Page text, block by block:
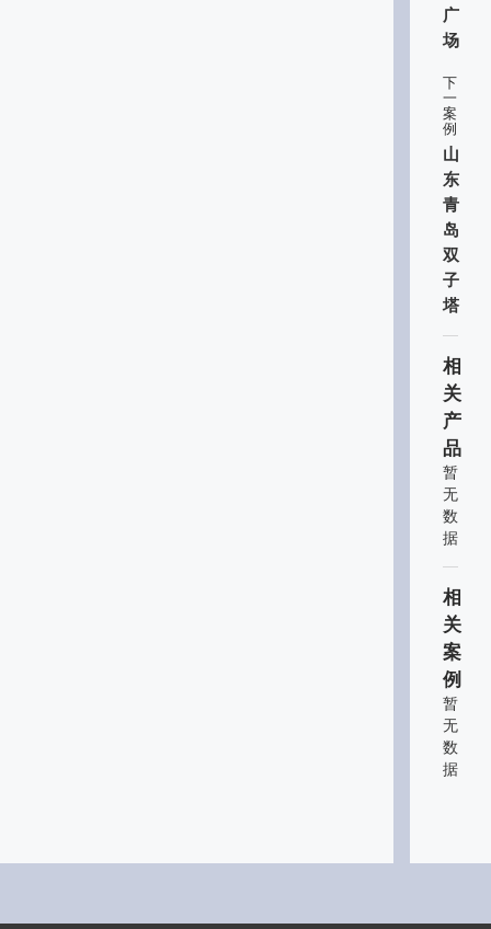
广
场
下
一
案
例
山
东
青
岛
双
子
塔
相
关
产
品
暂
无
数
据
相
关
案
例
暂
无
数
据